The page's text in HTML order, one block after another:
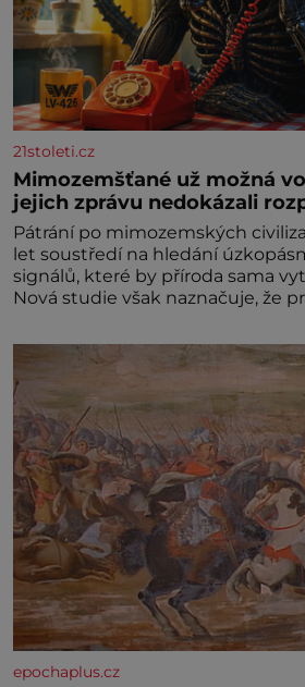
21stoleti.cz
Mimozemšťané už možná
jejich zprávu nedokázali
Pátrání po mimozemských
let soustředí na hledání
signálů, které by příroda sama
Nová studie však naznačuje, že
epochaplus.cz